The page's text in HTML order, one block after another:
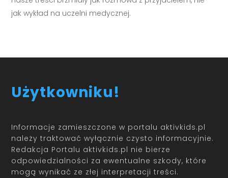
jak wykład na uczelni medycznej.
Użytkowniku!
Informacje zamieszczone w portalu aktivkids.pl
należy traktować wyłącznie czysto informacyjnie.
Redakcja Portalu aktivkids.pl nie bierze
odpowiedzialności za ewentualne szkody, które
mogą wynikać ze złej interpretacji treści.